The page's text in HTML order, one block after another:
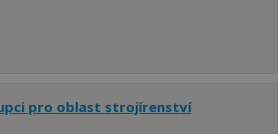
pro oblast strojírenství